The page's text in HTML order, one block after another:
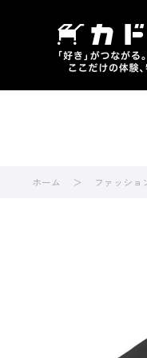
ホーム ファッショ